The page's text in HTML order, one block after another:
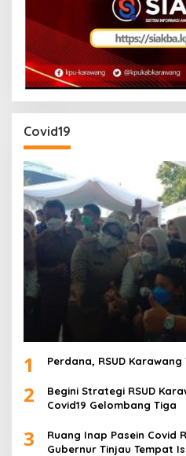
Covid19
1 Perdana, RSUD
2
Begini Strategi RSUD
Covid19 Gelombang Tiga
3
Ruang Inap Pasein Covid
Gubernur Tinjau Tempat